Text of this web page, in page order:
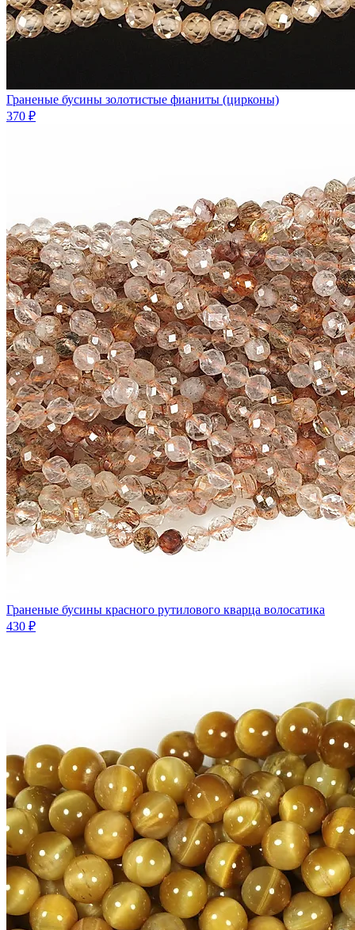
Граненые бусины золотистые фианиты (цирконы)
370 ₽
Граненые бусины красного рутилового кварца волосатика
430 ₽